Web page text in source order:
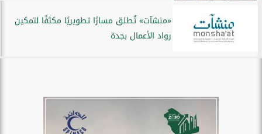
«منشآت» تُطلق مسارًا تطويريًا مكثفًا لتمكين
رواد الأعمال بجدة